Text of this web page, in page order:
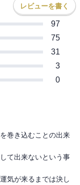
レビューを書く
97
75
31
3
0
巻き込むことの出来
て出来ないという事
気が来るまでは決し